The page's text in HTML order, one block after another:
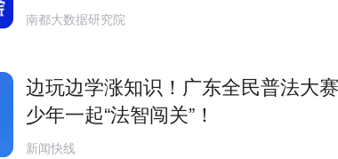
南都大数据研究院
边玩边学涨知识！广东全民普法大
少年一起“法智闯关”！
新闻快线